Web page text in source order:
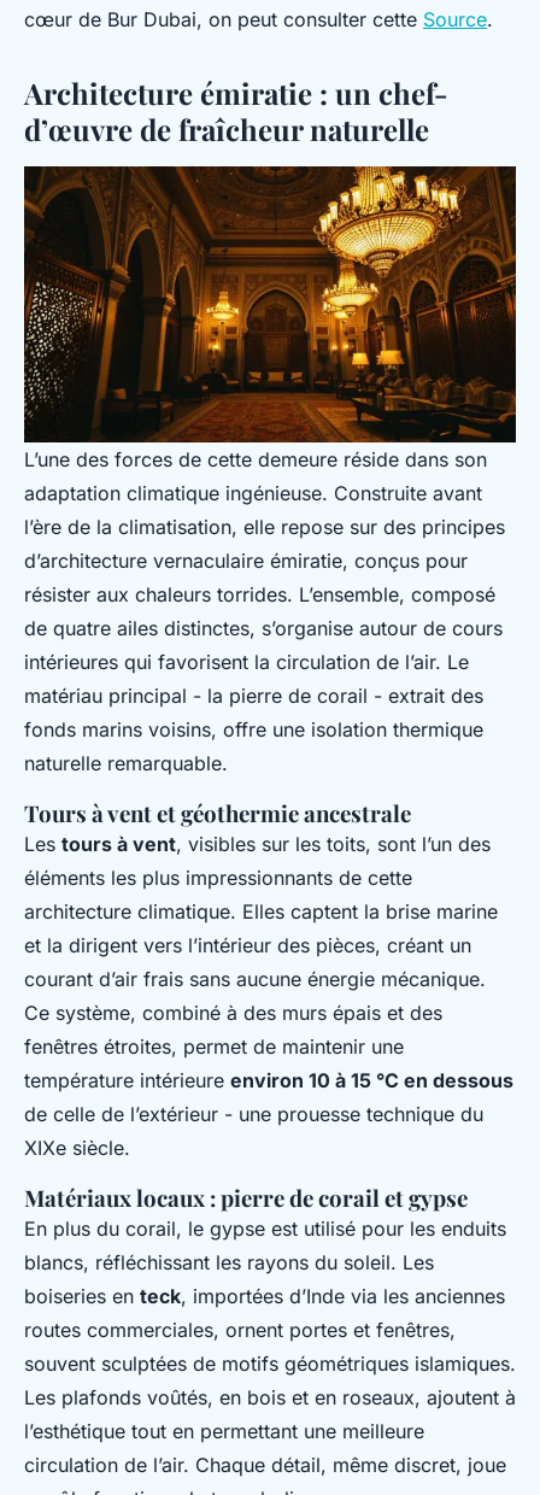
cœur de Bur Dubai, on peut consulter cette Source.
Architecture émiratie : un chef-
d’œuvre de fraîcheur naturelle
L’une des forces de cette demeure réside dans son
adaptation climatique ingénieuse. Construite avant
l’ère de la climatisation, elle repose sur des principes
d’architecture vernaculaire émiratie, conçus pour
résister aux chaleurs torrides. L’ensemble, composé
de quatre ailes distinctes, s’organise autour de cours
intérieures qui favorisent la circulation de l’air. Le
matériau principal - la pierre de corail - extrait des
fonds marins voisins, offre une isolation thermique
naturelle remarquable.
Tours à vent et géothermie ancestrale
Les tours à vent, visibles sur les toits, sont l’un des
éléments les plus impressionnants de cette
architecture climatique. Elles captent la brise marine
et la dirigent vers l’intérieur des pièces, créant un
courant d’air frais sans aucune énergie mécanique.
Ce système, combiné à des murs épais et des
fenêtres étroites, permet de maintenir une
température intérieure environ 10 à 15 °C en dessous
de celle de l’extérieur - une prouesse technique du
XIXe siècle.
Matériaux locaux : pierre de corail et gypse
En plus du corail, le gypse est utilisé pour les enduits
blancs, réfléchissant les rayons du soleil. Les
boiseries en teck, importées d’Inde via les anciennes
routes commerciales, ornent portes et fenêtres,
souvent sculptées de motifs géométriques islamiques.
Les plafonds voûtés, en bois et en roseaux, ajoutent à
l’esthétique tout en permettant une meilleure
circulation de l’air. Chaque détail, même discret, joue